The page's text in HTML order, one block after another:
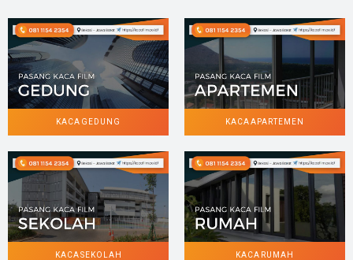
KACA GEDUNG KACA APARTEMEN
KACA SEKOLAH KACA RUMAH